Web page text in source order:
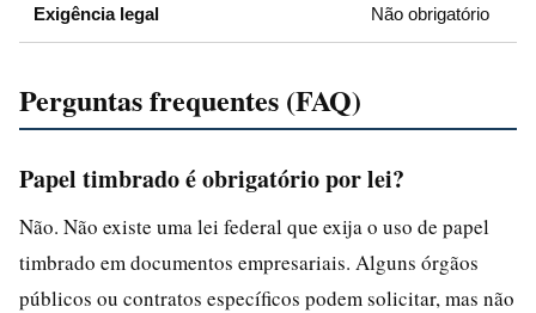
Exigência legal Não obrigatório
Perguntas frequentes (FAQ)
Papel timbrado é obrigatório por lei?
Não. Não existe uma lei federal que exija o uso de papel
timbrado em documentos empresariais. Alguns órgãos
públicos ou contratos específicos podem solicitar, mas não